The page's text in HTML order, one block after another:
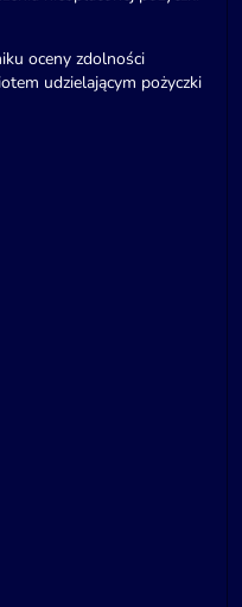
oceny zdolności
udzielającym pożyczki